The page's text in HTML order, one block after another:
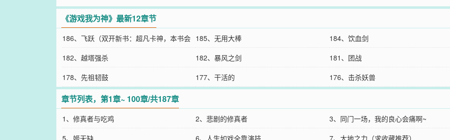
《游戏我为神》最新12章节
186、飞跃（双开新书：超凡卡神，本书会
更新）
185、无用大棒 184、饮血剑
182、越塔强杀
182、暴风之剑 181、团战
178、先祖韧鼓
177、干活的 176、击杀妖兽
章节列表，第1章~ 100章/共187章
1、修真者与吃鸡 2、悲剧的修真者 3、同门一场，我的良心会痛啊~